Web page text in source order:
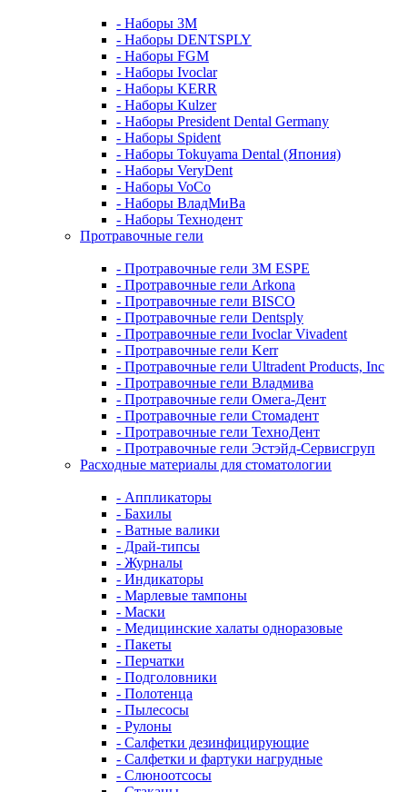
- Наборы 3М
- Наборы DENTSPLY
- Наборы FGM
- Наборы Ivoclar
- Наборы KERR
- Наборы Kulzer
- Наборы President Dental Germany
- Наборы Spident
- Наборы Tokuyama Dental (Япония)
- Наборы VeryDent
- Наборы VoCo
- Наборы ВладМиВа
- Наборы Технодент
Протравочные гели
- Протравочные гели 3М ESPE
- Протравочные гели Arkona
- Протравочные гели BISCO
- Протравочные гели Dentsply
- Протравочные гели Ivoclar Vivadent
- Протравочные гели Kerr
- Протравочные гели Ultradent Products, Inc
- Протравочные гели Владмива
- Протравочные гели Омега-Дент
- Протравочные гели Стомадент
- Протравочные гели ТехноДент
- Протравочные гели Эстэйд-Сервисгруп
Расходные материалы для стоматологии
- Аппликаторы
- Бахилы
- Ватные валики
- Драй-типсы
- Журналы
- Индикаторы
- Марлевые тампоны
- Маски
- Медицинские халаты одноразовые
- Пакеты
- Перчатки
- Подголовники
- Полотенца
- Пылесосы
- Рулоны
- Салфетки дезинфицирующие
- Салфетки и фартуки нагрудные
- Слюноотсосы